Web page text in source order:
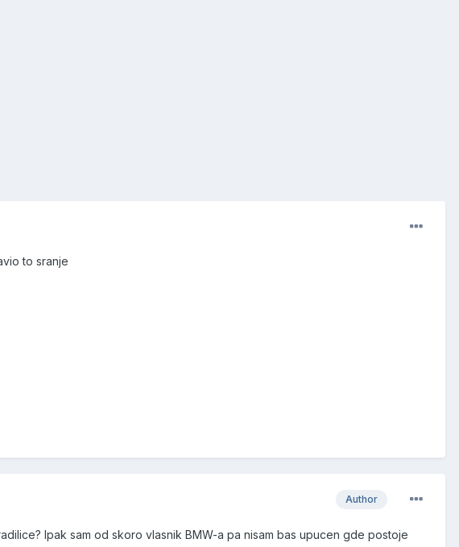
to sranje
Author
Ipak sam od skoro vlasnik BMW-a pa nisam bas upucen gde postoje